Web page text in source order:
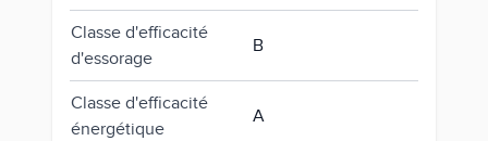
Classe d'efficacité
d'essorage
B
Classe d'efficacité
énergétique
A